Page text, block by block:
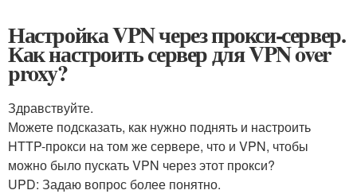
Настройка VPN через прокси-сервер.
Как настроить сервер для VPN over
proxy?
Здравствуйте.
Можете подсказать, как нужно поднять и настроить
HTTP-прокси на том же сервере, что и VPN, чтобы
можно было пускать VPN через этот прокси?
UPD: Задаю вопрос более понятно.